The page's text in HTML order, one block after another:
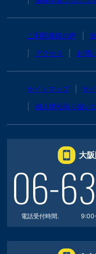
ご利用者様の声
アクセス お問
サイトマップ サ
個人情報取り扱い
大
電話受付時間.